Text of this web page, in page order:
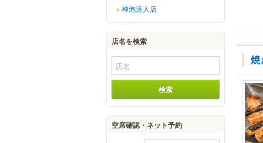
焼
神泡達人店
店名を検索
空席確認・ネット予約